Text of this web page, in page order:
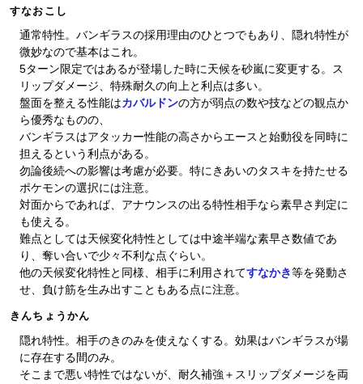
すなおこし
通常特性。バンギラスの採用理由のひとつでもあり、隠れ特性が
微妙なので基本はこれ。
5ターン限定ではあるが登場した時に天候を砂嵐に変更する。ス
リップダメージ、特殊耐久の向上と利点は多い。
盤面を整える性能はカバルドンの方が弱点の数や技などの観点か
ら優秀なものの、
バンギラスはアタッカー性能の高さからエースと始動役を同時に
担えるという利点がある。
勿論後続への影響は考慮が必要。特にきあいのタスキを持たせる
ポケモンの選択には注意。
対面からであれば、アナウンスの出る特性相手なら素早さ判定に
も使える。
難点としては天候変化特性としては中途半端な素早さ数値であ
り、奪い合いで少々不利な点ぐらい。
他の天候変化特性と同様、相手に利用されてすなかき等を発動さ
せ、負け筋を生み出すこともある点に注意。
きんちょうかん
隠れ特性。相手のきのみを使えなくする。効果はバンギラスが場
に存在する間のみ。
そこまで悪い特性ではないが、耐久補強＋スリップダメージを両